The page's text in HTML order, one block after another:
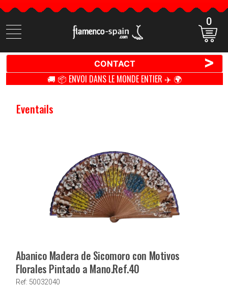
Cherchez
des
0
CONTACT >
🚚 📦 ENVOI DANS LE MONDE ENTIER ✈️ 🌍
Eventails
Abanico Madera de Sicomoro con Motivos
Florales Pintado a Mano.Ref.40
Ref: 50032040